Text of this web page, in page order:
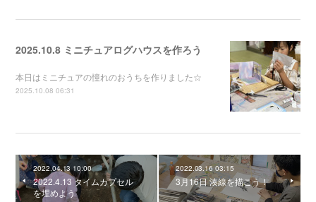
2025.10.8 ミニチュアログハウスを作ろう
本日はミニチュアの憧れのおうちを作りました☆
2025.10.08 06:31
2022.04.13 10:00
2022.4.13 タイムカプセル
を埋めよう
2022.03.16 03:15
3月16日 湊線を描こう！